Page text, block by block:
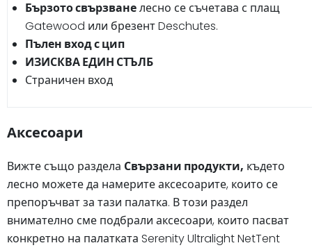
Бързото свързванелесно се съчетава с плащ
Gatewood или брезент Deschutes.
Пълен вход с цип
ИЗИСКВА ЕДИН СТЪЛБ
Страничен вход
Аксесоари
Вижте също раздела Свързани продукти, където
лесно можете да намерите аксесоарите, които се
препоръчват за тази палатка. В този раздел
внимателно сме подбрали аксесоари, които пасват
конкретно на палатката Serenity Ultralight NetTent